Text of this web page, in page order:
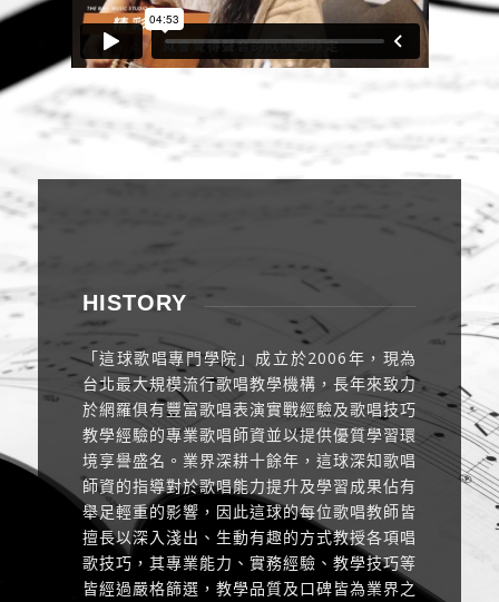
HISTORY
「這球歌唱專門學院」成立於2006年，現為
台北最大規模流行歌唱教學機構，長年來致力
於網羅俱有豐富歌唱表演實戰經驗及歌唱技巧
教學經驗的專業歌唱師資並以提供優質學習環
境享譽盛名。業界深耕十餘年，這球深知歌唱
師資的指導對於歌唱能力提升及學習成果佔有
舉足輕重的影響，因此這球的每位歌唱教師皆
擅長以深入淺出、生動有趣的方式教授各項唱
歌技巧，其專業能力、實務經驗、教學技巧等
皆經過嚴格篩選，教學品質及口碑皆為業界之